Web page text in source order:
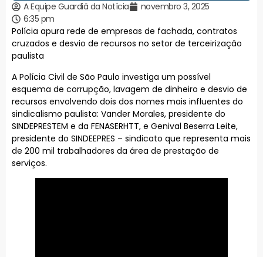
A Equipe Guardiã da Notícia
novembro 3, 2025
6:35 pm
Polícia apura rede de empresas de fachada, contratos
cruzados e desvio de recursos no setor de terceirização
paulista
A Polícia Civil de São Paulo investiga um possível
esquema de corrupção, lavagem de dinheiro e desvio de
recursos envolvendo dois dos nomes mais influentes do
sindicalismo paulista: Vander Morales, presidente do
SINDEPRESTEM e da FENASERHTT, e Genival Beserra Leite,
presidente do SINDEEPRES – sindicato que representa mais
de 200 mil trabalhadores da área de prestação de
serviços.